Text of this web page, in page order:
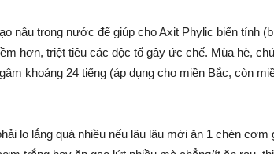
nâu trong nước để giúp cho Axit Phylic biến tính
hơn, triệt tiêu các độc tố gây ức chế. Mùa hè,
khoảng 24 tiếng (áp dụng cho miền Bắc, còn
lo lắng quá nhiều nếu lâu lâu mới ăn 1 chén